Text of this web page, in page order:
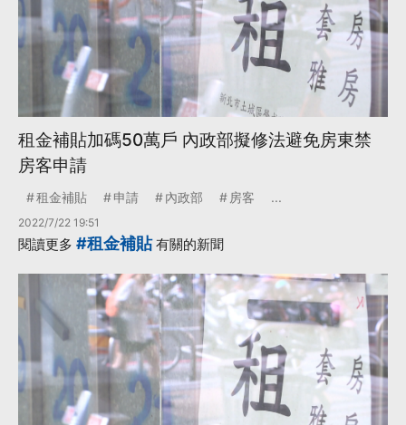
租金補貼加碼50萬戶 內政部擬修法避免房東禁
房客申請
租金補貼 申請 內政部 房客 ...
2022/7/22 19:51
閱讀更多 #租金補貼有關的新聞